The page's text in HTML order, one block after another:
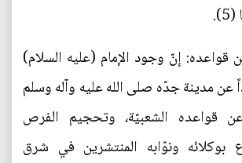
عن قواعده: إنّ وجود الإمام (عليه السلام)
عن مدينة جدّه صلى الله عليه وآله وسلم
قواعده الشعبيّة، وتحجيم الفرص
بوكلائه ونوّابه المنتشرين في شرق